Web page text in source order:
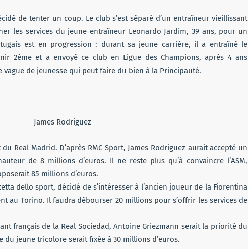
de tenter un coup. Le club s’est séparé d’un entraîneur vieillissant
les services du jeune entraîneur Leonardo Jardim, 39 ans, pour un
est en progression : durant sa jeune carrière, il a entraîné le
2ème et a envoyé ce club en Ligue des Champions, après 4 ans
vague de jeunesse qui peut faire du bien à la Principauté.
Real Madrid. D’après RMC Sport, James Rodriguez aurait accepté un
de 8 millions d’euros. Il ne reste plus qu’à convaincre l’ASM,
85 millions d’euros.
dello sport, décidé de s’intéresser à l’ancien joueur de la Fiorentina
au Torino. Il faudra débourser 20 millions pour s’offrir les services de
français de la Real Sociedad, Antoine Griezmann serait la priorité du
du jeune tricolore serait fixée à 30 millions d’euros.